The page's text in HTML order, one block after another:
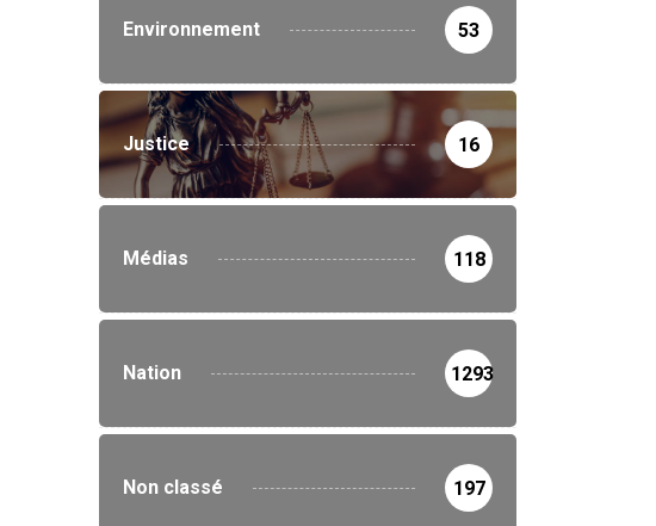
Environnement 53
Justice 16
Médias 118
Nation 1293
Non classé 197